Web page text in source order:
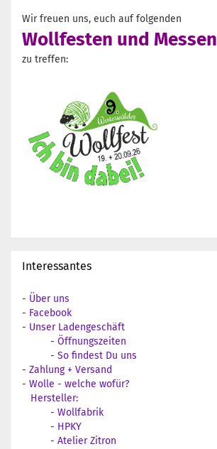
Wir freuen uns, euch auf folgenden
Wollfesten und Messen
zu treffen:
Interessantes
- Über uns
- Facebook
- Unser Ladengeschäft
- Öffnungszeiten
- So findest Du uns
- Zahlung + Versand
- Wolle - welche wofür?
Hersteller:
- Wollfabrik
- HPKY
- Atelier Zitron